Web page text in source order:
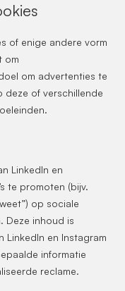
of enige andere vorm
om
om advertenties te
of verschillende
LinkedIn en
te promoten (bijv.
op sociale
Deze inhoud is
LinkedIn en Instagram
informatie
reclame.